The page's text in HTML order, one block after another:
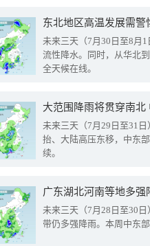
东北地区高温发展需
未来三天（7月30日至8月
流性降水。同时，从华北
全天候在线。
大范围降雨将贯穿南
未来三天（7月29日至31
抬、大陆高压东移，中东
续。
广东湖北河南等地多
未来三天（7月28日至30
带仍多强降雨。本周中东